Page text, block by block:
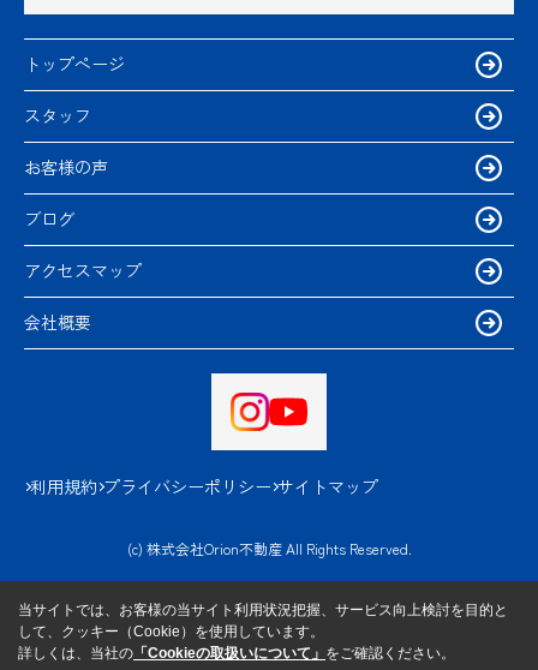
トップページ
スタッフ
お客様の声
ブログ
アクセスマップ
会社概要
利用規約 プライバシーポリシー サイトマップ
(c) 株式会社Orion不動産 All Rights Reserved.
当サイトでは、お客様の当サイト利用状況把握、サービス向上検討を目的と
して、クッキー（Cookie）を使用しています。
詳しくは、当社の 「Cookieの取扱いについて」 をご確認ください。